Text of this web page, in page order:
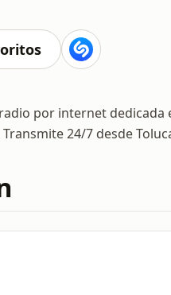
por internet dedicada
24/7 desde